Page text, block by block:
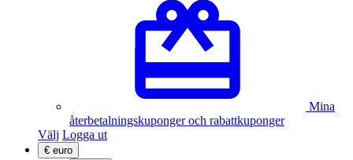
Mina
återbetalningskuponger och rabattkuponger
Välj Logga ut
€ euro